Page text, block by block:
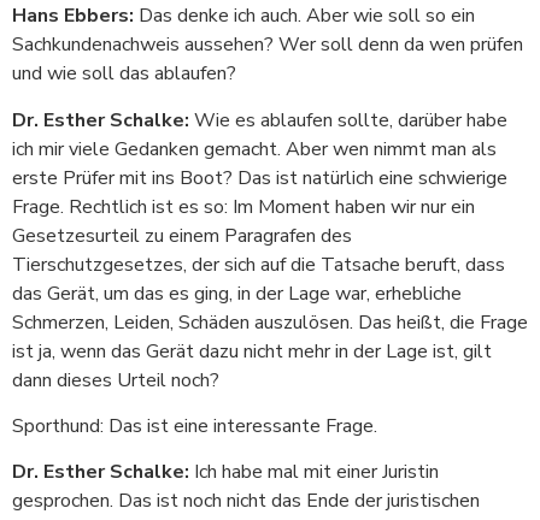
Hans Ebbers: Das denke ich auch. Aber wie soll so ein
Sachkundenachweis aussehen? Wer soll denn da wen prüfen
und wie soll das ablaufen?
Dr. Esther Schalke: Wie es ablaufen sollte, darüber habe
ich mir viele Gedanken gemacht. Aber wen nimmt man als
erste Prüfer mit ins Boot? Das ist natürlich eine schwierige
Frage. Rechtlich ist es so: Im Moment haben wir nur ein
Gesetzesurteil zu einem Paragrafen des
Tierschutzgesetzes, der sich auf die Tatsache beruft, dass
das Gerät, um das es ging, in der Lage war, erhebliche
Schmerzen, Leiden, Schäden auszulösen. Das heißt, die Frage
ist ja, wenn das Gerät dazu nicht mehr in der Lage ist, gilt
dann dieses Urteil noch?
Sporthund: Das ist eine interessante Frage.
Dr. Esther Schalke: Ich habe mal mit einer Juristin
gesprochen. Das ist noch nicht das Ende der juristischen